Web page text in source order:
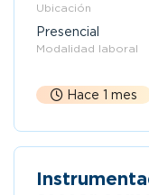
Ubicación
Presencial
Modalidad laboral
Hace 1 mes